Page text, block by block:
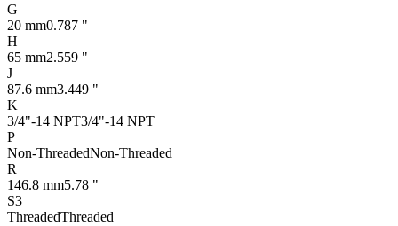
G
20 mm0.787 "
H
65 mm2.559 "
J
87.6 mm3.449 "
K
3/4"-14 NPT3/4"-14 NPT
P
Non-ThreadedNon-Threaded
R
146.8 mm5.78 "
S3
ThreadedThreaded